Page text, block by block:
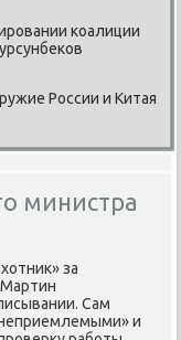
коалиции
России и Китая
министра
за
Сам
и